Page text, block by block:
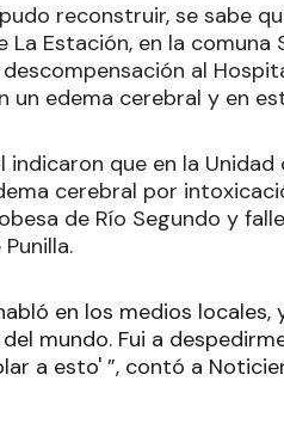
reconstruir, se sabe
La Estación, en la
al
un edema cerebral y en
que en la
cerebral por
de Río Segundo y
en los medios locales,
mundo. Fui a
a esto' ”, contó a